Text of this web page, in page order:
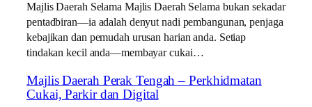
Majlis Daerah Selama Majlis Daerah Selama bukan sekadar
pentadbiran—ia adalah denyut nadi pembangunan, penjaga
kebajikan dan pemudah urusan harian anda. Setiap
tindakan kecil anda—membayar cukai…
Majlis Daerah Perak Tengah – Perkhidmatan
Cukai, Parkir dan Digital